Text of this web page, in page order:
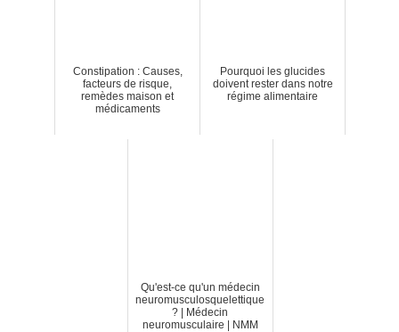
Constipation : Causes,
facteurs de risque,
remèdes maison et
médicaments
Pourquoi les glucides
doivent rester dans notre
régime alimentaire
Qu'est-ce qu'un médecin
neuromusculosquelettique
? | Médecin
neuromusculaire | NMM